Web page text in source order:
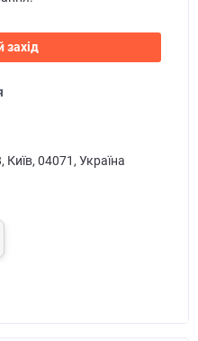
захід
04071, Україна